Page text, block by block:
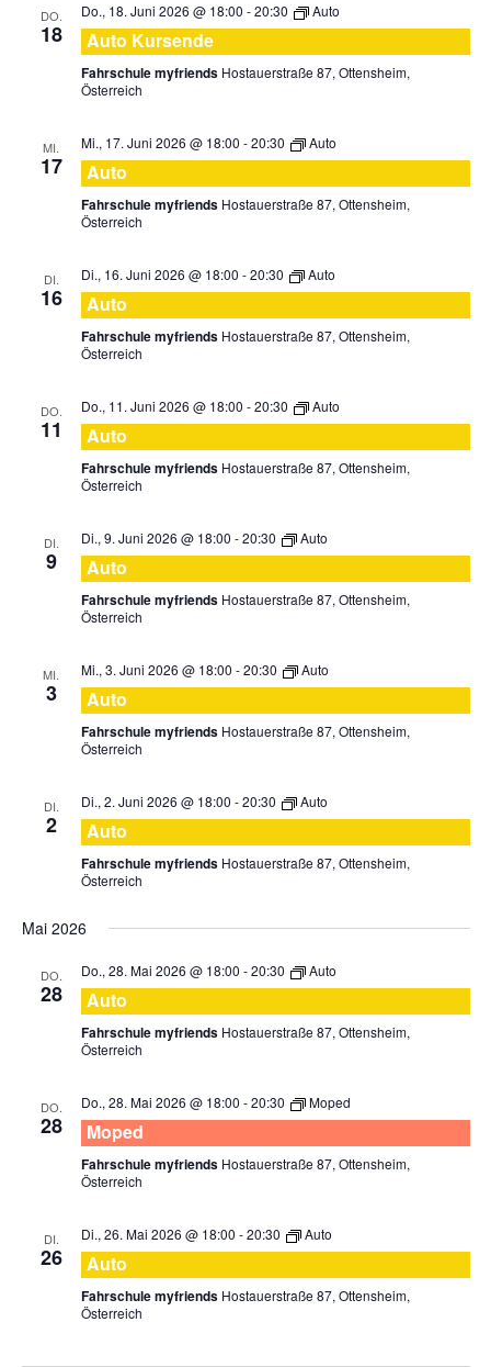
DO.
18
Do., 18. Juni 2026 @ 18:00 -20:30 Auto
Auto Kursende
Fahrschule myfriends Hostauerstraße 87, Ottensheim,
Österreich
MI.
17
Mi., 17. Juni 2026 @ 18:00 -20:30 Auto
Auto
Fahrschule myfriends Hostauerstraße 87, Ottensheim,
Österreich
DI.
16
Di., 16. Juni 2026 @ 18:00 -20:30 Auto
Auto
Fahrschule myfriends Hostauerstraße 87, Ottensheim,
Österreich
DO.
11
Do., 11. Juni 2026 @ 18:00 -20:30 Auto
Auto
Fahrschule myfriends Hostauerstraße 87, Ottensheim,
Österreich
DI.
9
Di., 9. Juni 2026 @ 18:00 -20:30 Auto
Auto
Fahrschule myfriends Hostauerstraße 87, Ottensheim,
Österreich
MI.
3
Mi., 3. Juni 2026 @ 18:00 -20:30 Auto
Auto
Fahrschule myfriends Hostauerstraße 87, Ottensheim,
Österreich
DI.
2
Di., 2. Juni 2026 @ 18:00 -20:30 Auto
Auto
Fahrschule myfriends Hostauerstraße 87, Ottensheim,
Österreich
Mai 2026
DO.
28
Do., 28. Mai 2026 @ 18:00 -20:30 Auto
Auto
Fahrschule myfriends Hostauerstraße 87, Ottensheim,
Österreich
DO.
28
Do., 28. Mai 2026 @ 18:00 -20:30 Moped
Moped
Fahrschule myfriends Hostauerstraße 87, Ottensheim,
Österreich
DI.
26
Di., 26. Mai 2026 @ 18:00 -20:30 Auto
Auto
Fahrschule myfriends Hostauerstraße 87, Ottensheim,
Österreich